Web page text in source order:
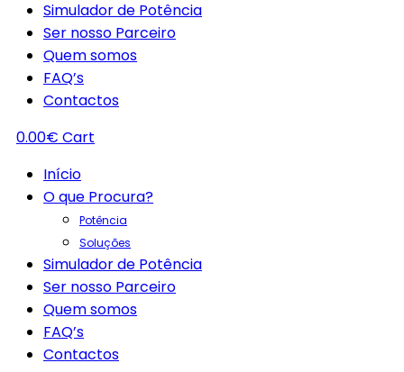
Simulador de Potência
Ser nosso Parceiro
Quem somos
FAQ’s
Contactos
0.00€ Cart
Início
O que Procura?
Potência
Soluções
Simulador de Potência
Ser nosso Parceiro
Quem somos
FAQ’s
Contactos